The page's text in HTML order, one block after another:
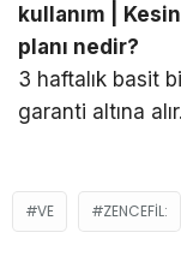
kullanım |
planı nedir?
3 haftalık basit
garanti altına alır.
VE ZENCEFIL: